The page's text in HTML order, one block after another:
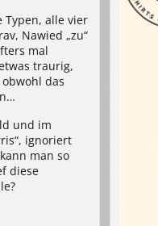
Typen, alle vier
Nawied „zu“
mal
traurig,
das
und im
ignoriert
man so
diese